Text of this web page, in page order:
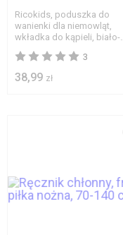
Ricokids, poduszka do
wanienki dla niemowląt,
wkładka do kąpieli, biało-
3
38,99 zł